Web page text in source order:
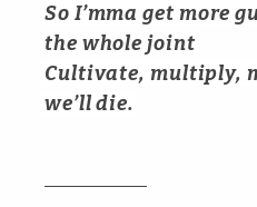
So I’mma get more
the whole joint
Cultivate, multiply,
we’ll die.